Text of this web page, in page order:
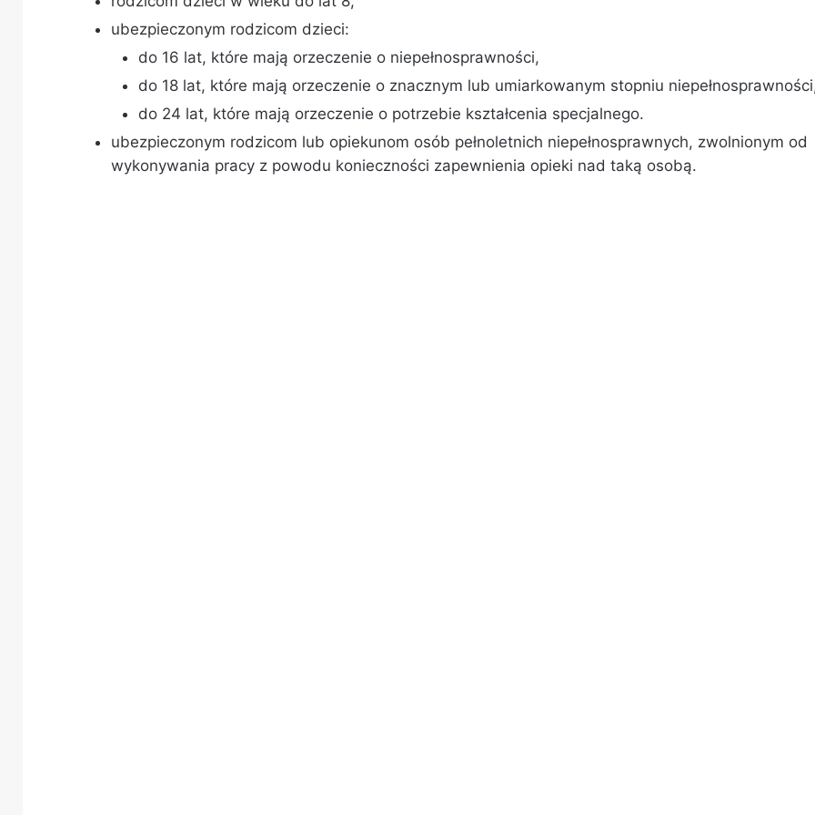
ubezpieczonym rodzicom dzieci:
do 16 lat, które mają orzeczenie o niepełnosprawności,
do 18 lat, które mają orzeczenie o znacznym lub umiarkowanym stopniu
do 24 lat, które mają orzeczenie o potrzebie kształcenia specjalnego.
ubezpieczonym rodzicom lub opiekunom osób pełnoletnich niepełnosprawnych, zwolnionym od
wykonywania pracy z powodu konieczności zapewnienia opieki nad taką osobą.